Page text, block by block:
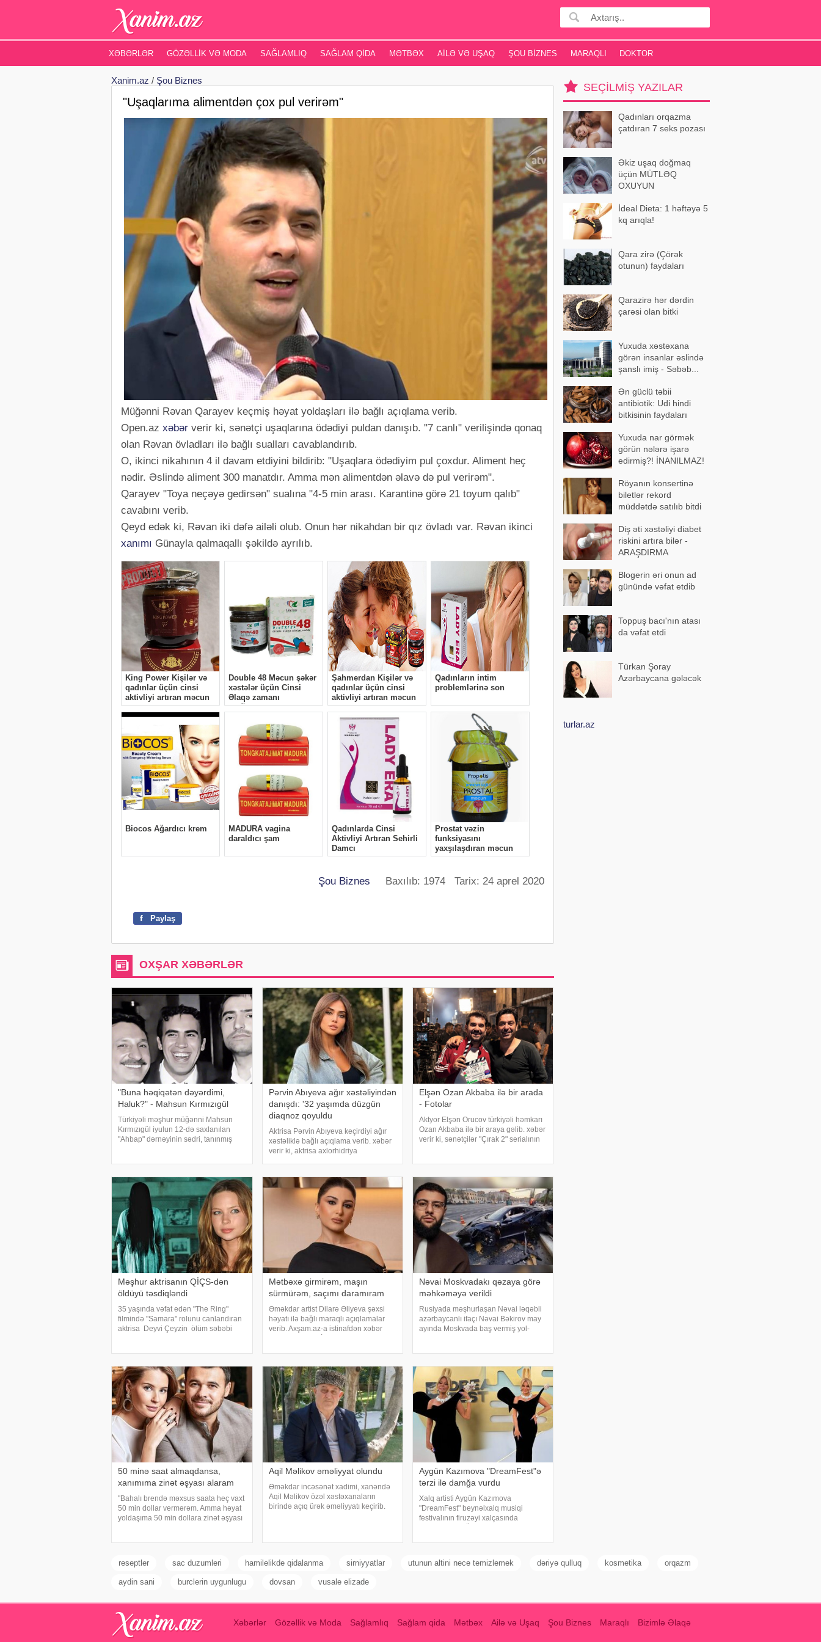
XƏBƏRLƏR GÖZƏLLIK VƏ MODA SAĞLAMLIQ SAĞLAM QIDA MƏTBƏX AILƏ VƏ UŞAQ ŞOU BIZNES MARAQLI DOKTOR
Xanim.az / Şou Biznes
"Uşaqlarıma alimentdən çox pul verirəm"
Müğənni Rəvan Qarayev keçmiş həyat yoldaşları ilə bağlı açıqlama verib.
Open.az xəbər verir ki, sənətçi uşaqlarına ödədiyi puldan danışıb. "7 canlı" verilişində qonaq
olan Rəvan övladları ilə bağlı sualları cavablandırıb.
O, ikinci nikahının 4 il davam etdiyini bildirib: "Uşaqlara ödədiyim pul çoxdur. Aliment heç
nədir. Əslində aliment 300 manatdır. Amma mən alimentdən əlavə də pul verirəm".
Qarayev "Toya neçəyə gedirsən" sualına "4-5 min arası. Karantinə görə 21 toyum qalıb"
cavabını verib.
Qeyd edək ki, Rəvan iki dəfə ailəli olub. Onun hər nikahdan bir qız övladı var. Rəvan ikinci
xanımı Günayla qalmaqallı şəkildə ayrılıb.
Şou Biznes Baxılıb: 1974 Tarix: 24 aprel 2020
f Paylaş
OXŞAR XƏBƏRLƏR
"Buna həqiqətən dəyərdimi,
Haluk?" - Mahsun Kırmızıgül
Türkiyəli məşhur müğənni Mahsun
Kırmızıgül iyulun 12-də saxlanılan
"Ahbap" dərnəyinin sədri, tanınmış
yaxı
Pərvin Abıyeva ağır xəstəliyindən
danışdı: '32 yaşımda düzgün
diaqnoz qoyuldu
Aktrisa Pərvin Abıyeva keçirdiyi ağır
xəstəliklə bağlı açıqlama verib. xəbər
verir ki, aktrisa axlorhidriya
bilmədiyini bildirib. "Bu əməliyyat
Azərbaycand
Elşən Ozan Akbaba ilə bir arada
- Fotolar
Aktyor Elşən Orucov türkiyəli həmkarı
Ozan Akbaba ilə bir araya gəlib. xəbər
verir ki, sənətçilər "Çırak 2" serialının
Məşhur aktrisanın QİÇS-dən
öldüyü təsdiqləndi
35 yaşında vəfat edən "The Ring"
filmində "Samara" rolunu canlandıran
aktrisa Deyvi Çeyzin ölüm səbəbi
Mətbəxə girmirəm, maşın
sürmürəm, saçımı daramıram
Əməkdar artist Dilarə Əliyeva şəxsi
həyatı ilə bağlı maraqlı açıqlamalar
verib. Axşam.az-a istinafdən xəbər
Nəvai Moskvadakı qəzaya görə
məhkəməyə verildi
Rusiyada məşhurlaşan Nəvai ləqəbli
azərbaycanlı ifaçı Nəvai Bəkirov may
ayında Moskvada baş vermiş yol-
məlumat yayıb
50 minə saat almaqdansa,
xanımıma zinət əşyası alaram
"Bahalı brendə məxsus saata heç vaxt
50 min dollar vermərəm. Amma həyat
yoldaşıma 50 min dollara zinət əşyası
Aqil Məlikov əməliyyat olundu
Əməkdar incəsənət xadimi, xanəndə
Aqil Məlikov özəl xəstəxanaların
birində açıq ürək əməliyyatı keçirib.
atasını
Aygün Kazımova "DreamFest"ə
tərzi ilə damğa vurdu
Xalq artisti Aygün Kazımova
"DreamFest" beynəlxalq musiqi
festivalının firuzəyi xalçasında
SEÇILMIŞ YAZILAR
Qadınları orqazma
çatdıran 7 seks pozası
Əkiz uşaq doğmaq
üçün MÜTLƏQ
OXUYUN
İdeal Dieta: 1 həftəyə 5
kq arıqla!
Qara zirə (Çörək
otunun) faydaları
Qarazirə hər dərdin
çarəsi olan bitki
Yuxuda xəstəxana
görən insanlar əslində
şanslı imiş - Səbəb...
Ən güclü təbii
antibiotik: Udi hindi
bitkisinin faydaları
Yuxuda nar görmək
görün nələrə işarə
edirmiş?! İNANILMAZ!
Röyanın konsertinə
biletlər rekord
müddətdə satılıb bitdi
Diş əti xəstəliyi diabet
riskini artıra bilər -
ARAŞDIRMA
Blogerin əri onun ad
günündə vəfat etdib
Toppuş bacı'nın atası
da vəfat etdi
Türkan Şoray
Azərbaycana gələcək
turlar.az
reseptler sac duzumleri hamilelikde qidalanma sirniyyatlar utunun altini nece temizlemek dəriyə qulluq kosmetika orqazm
aydin sani burclerin uygunlugu dovsan vusale elizade
Xəbərlər Gözəllik və Moda Sağlamlıq Sağlam qida Mətbəx Ailə və Uşaq Şou Biznes Maraqlı Bizimlə Əlaqə